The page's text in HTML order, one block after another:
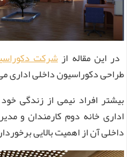
در این مقاله ازشرکت
طراحی دکوراسیون داخلی اداری
بیشتر افراد نیمی از زندگی
اداری خانه دوم کارمندان و
داخلی آن از اهمیت بالایی